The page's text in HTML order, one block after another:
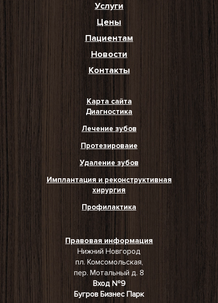
Услуги
Цены
Пациентам
Новости
Контакты
Карта сайта
Диагностика
Лечение зубов
Протезироваие
Удаление зубов
Имплантация и реконструктивная
хирургия
Профилактика
Правовая информация
Нижний Новгород
пл. Комсомольская,
пер. Мотальный д. 8
Вход №9
Бугров Бизнес Парк